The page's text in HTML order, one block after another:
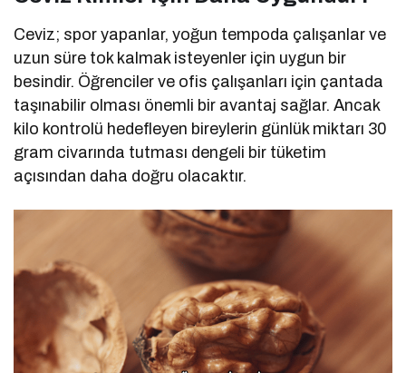
Ceviz; spor yapanlar, yoğun tempoda çalışanlar ve
uzun süre tok kalmak isteyenler için uygun bir
besindir. Öğrenciler ve ofis çalışanları için çantada
taşınabilir olması önemli bir avantaj sağlar. Ancak
kilo kontrolü hedefleyen bireylerin günlük miktarı 30
gram civarında tutması dengeli bir tüketim
açısından daha doğru olacaktır.